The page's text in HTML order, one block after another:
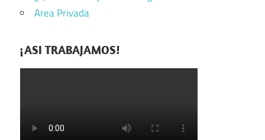
Area Privada
¡ASI TRABAJAMOS!